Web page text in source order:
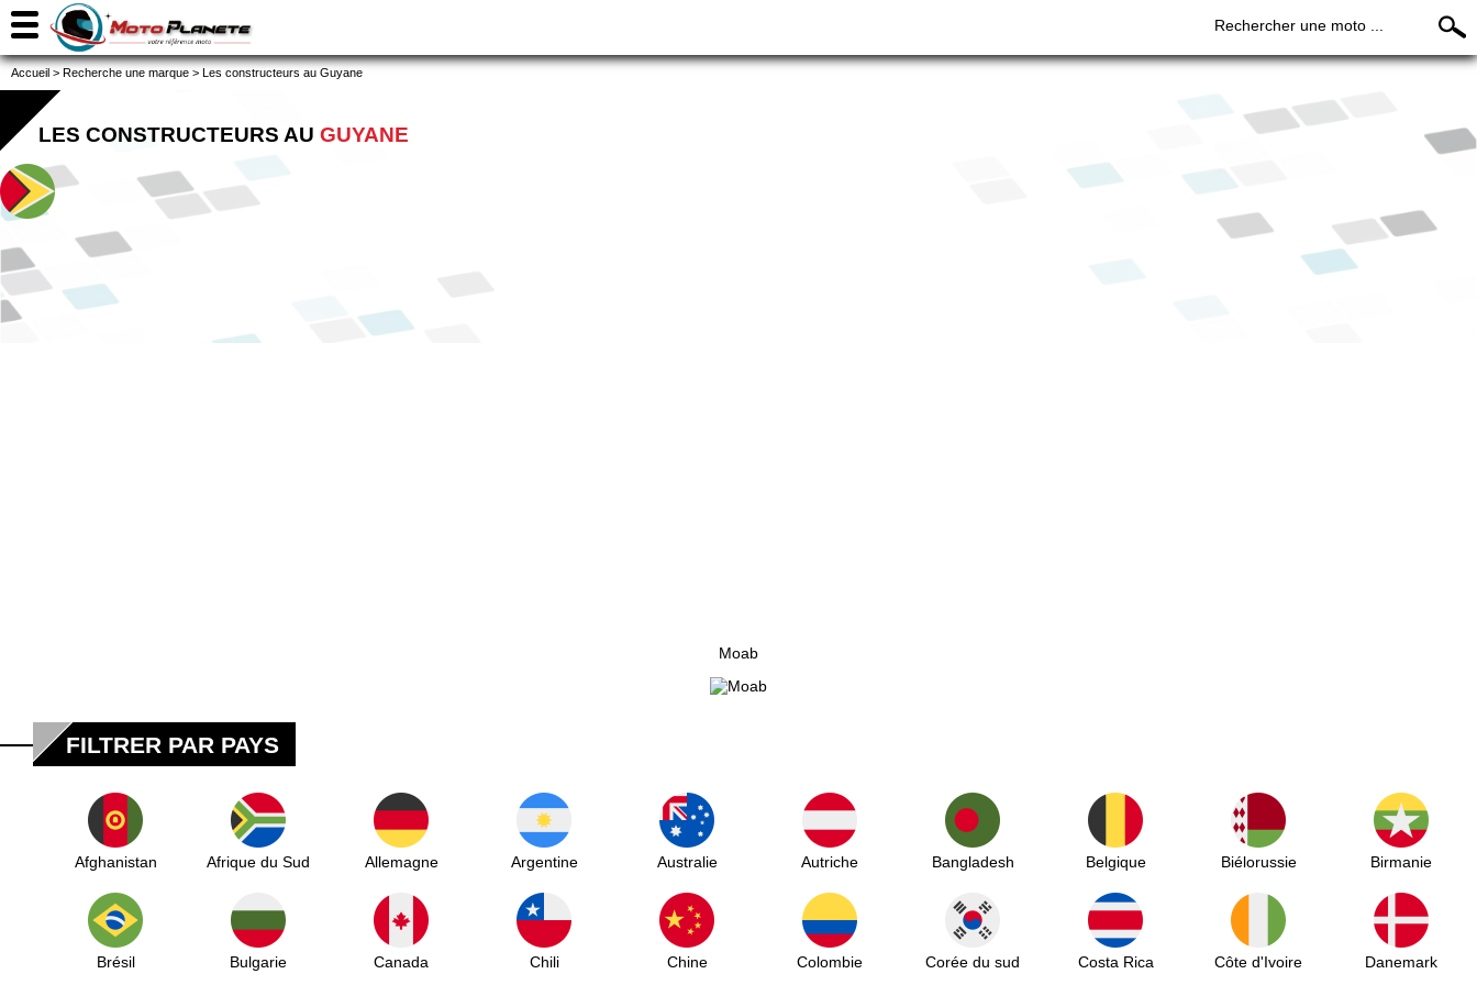
Rechercher une moto ...
Accueil > Recherche une marque > Les constructeurs au Guyane
LES CONSTRUCTEURS AU GUYANE
Moab
FILTRER PAR PAYS
Afghanistan Afrique du Sud Allemagne Argentine Australie Autriche Bangladesh Belgique Biélorussie Birmanie
Brésil Bulgarie Canada Chili Chine Colombie Corée du sud Costa Rica Côte d'Ivoire Danemark